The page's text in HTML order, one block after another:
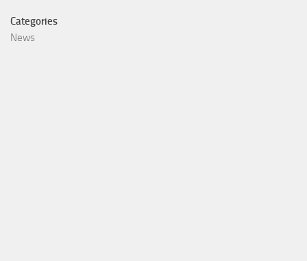
Categories
News